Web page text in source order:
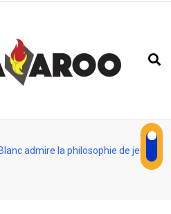
admire la philosophie de jeu de